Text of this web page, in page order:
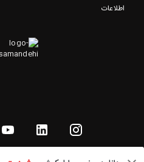
اطلاعات
تمامی حقوق این وبسایت